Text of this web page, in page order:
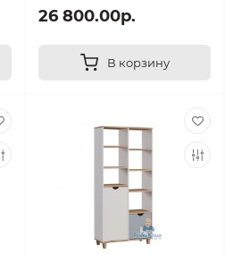
26 800.00р.
В корзину